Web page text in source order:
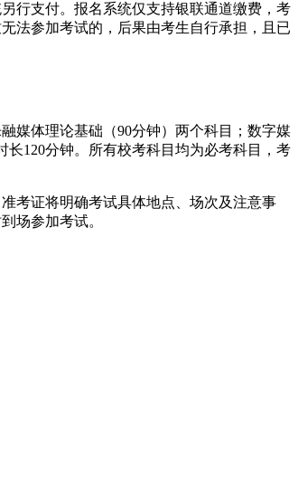
行支付。报名系统仅支持银联通道缴费，考
法参加考试的，后果由考生自行承担，且已
媒体理论基础（90分钟）两个科目；数字媒
120分钟。所有校考科目均为必考科目，考
考证将明确考试具体地点、场次及注意事
场参加考试。